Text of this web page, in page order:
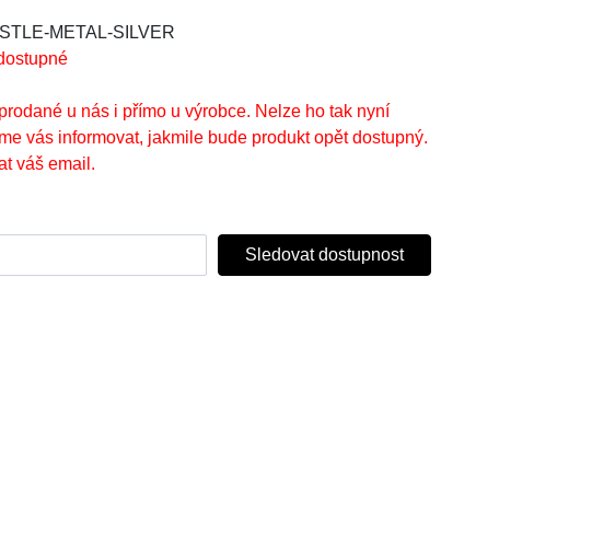
METAL-SILVER
u nás i přímo u výrobce. Nelze ho tak nyní
vás informovat, jakmile bude produkt opět dostupný.
váš email.
Sledovat dostupnost